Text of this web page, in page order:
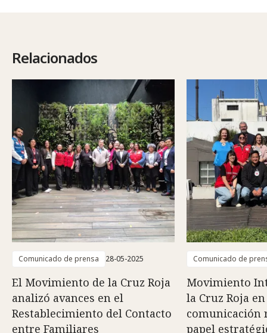
Relacionados
Comunicado de prensa 28-05-2025
El Movimiento de la Cruz Roja
analizó avances en el
Restablecimiento del Contacto
entre Familiares
Comunicado de
Movimiento
la Cruz Roja
comunicación
papel